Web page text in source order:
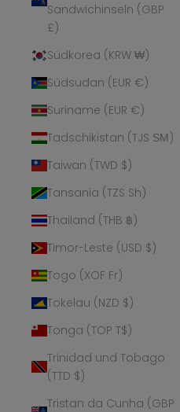
Sandwichinseln (GBP
£)
Südkorea (KRW ₩)
Südsudan (EUR €)
Suriname (EUR €)
Tadschikistan (TJS ЅМ)
Taiwan (TWD $)
Tansania (TZS Sh)
Thailand (THB ฿)
Timor-Leste (USD $)
Togo (XOF Fr)
Tokelau (NZD $)
Tonga (TOP T$)
Trinidad und Tobago
(TTD $)
Tristan da Cunha (GBP